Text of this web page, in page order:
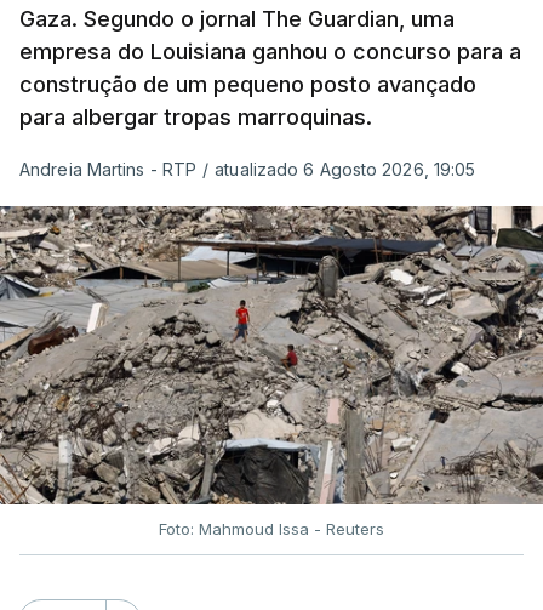
Gaza. Segundo o jornal The Guardian, uma
empresa do Louisiana ganhou o concurso para a
construção de um pequeno posto avançado
para albergar tropas marroquinas.
Andreia Martins - RTP / atualizado 6 Agosto 2026, 19:05
Foto: Mahmoud Issa - Reuters